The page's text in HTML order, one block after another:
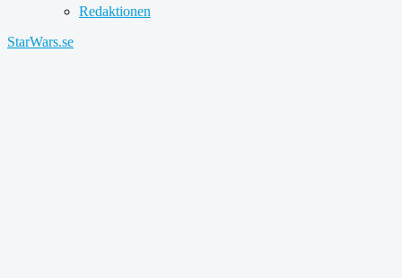
Redaktionen
StarWars.se